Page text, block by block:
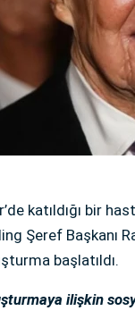
katıldığı bir
Şeref Başkanı
başlatıldı.
ilişkin